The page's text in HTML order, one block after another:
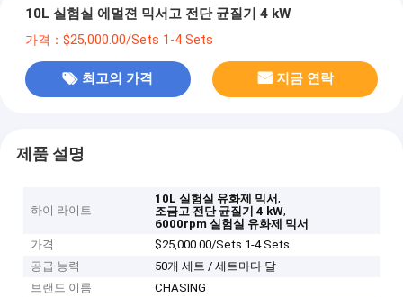
10L 실험실 에멀젼 믹서고 전단 균질기 4 kW
가격：$25,000.00/Sets 1-4 Sets
최고의 가격 지금 연락
제품 설명
하이 라이트
10L 실험실 유화제 믹서,
조금고 전단 균질기 4 kW,
6000rpm 실험실 유화제 믹서
가격
$25,000.00/Sets 1-4 Sets
공급 능력
50개 세트 / 세트마다 달
브랜드 이름
CHASING